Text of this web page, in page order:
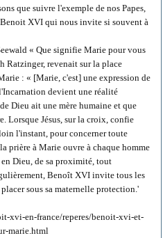
que suivre l'exemple de nos Papes,
XVI qui nous invite si souvent à
« Que signifie Marie pour vous
Ratzinger, revenait sur la place
: « [Marie, c'est] une expression de
devient une réalité
Dieu ait une mère humaine et que
Lorsque Jésus, sur la croix, confie
loin l'instant, pour concerner toute
prière à Marie ouvre à chaque homme
Dieu, de sa proximité, tout
Benoît XVI invite tous les
sous sa maternelle protection.'
xvi-en-france/reperes/benoit-xvi-et-
marie.html